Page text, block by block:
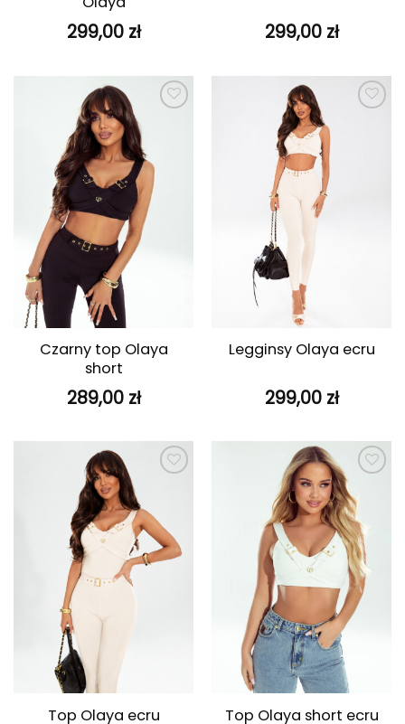
299,00 zł 299,00 zł
Dodaj do
ulubionych
Czarny top Olaya
short
289,00 zł
ulubionych
Legginsy Olaya ecru
299,00 zł
Dodaj do
ulubionych
Top Olaya ecru
Dodaj do
ulubionych
Top Olaya short ecru